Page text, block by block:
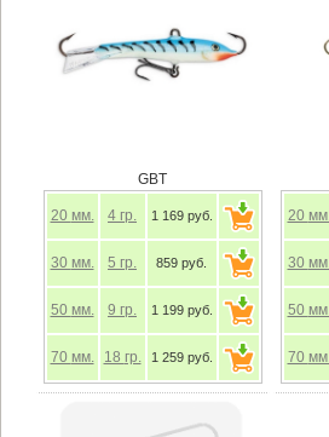
GBT
20 мм. 4 гр. 1 169 руб.
30 мм. 5 гр. 859 руб.
50 мм. 9 гр. 1 199 руб.
70 мм. 18 гр. 1 259 руб.
20 мм.
30 мм.
50 мм.
70 мм.